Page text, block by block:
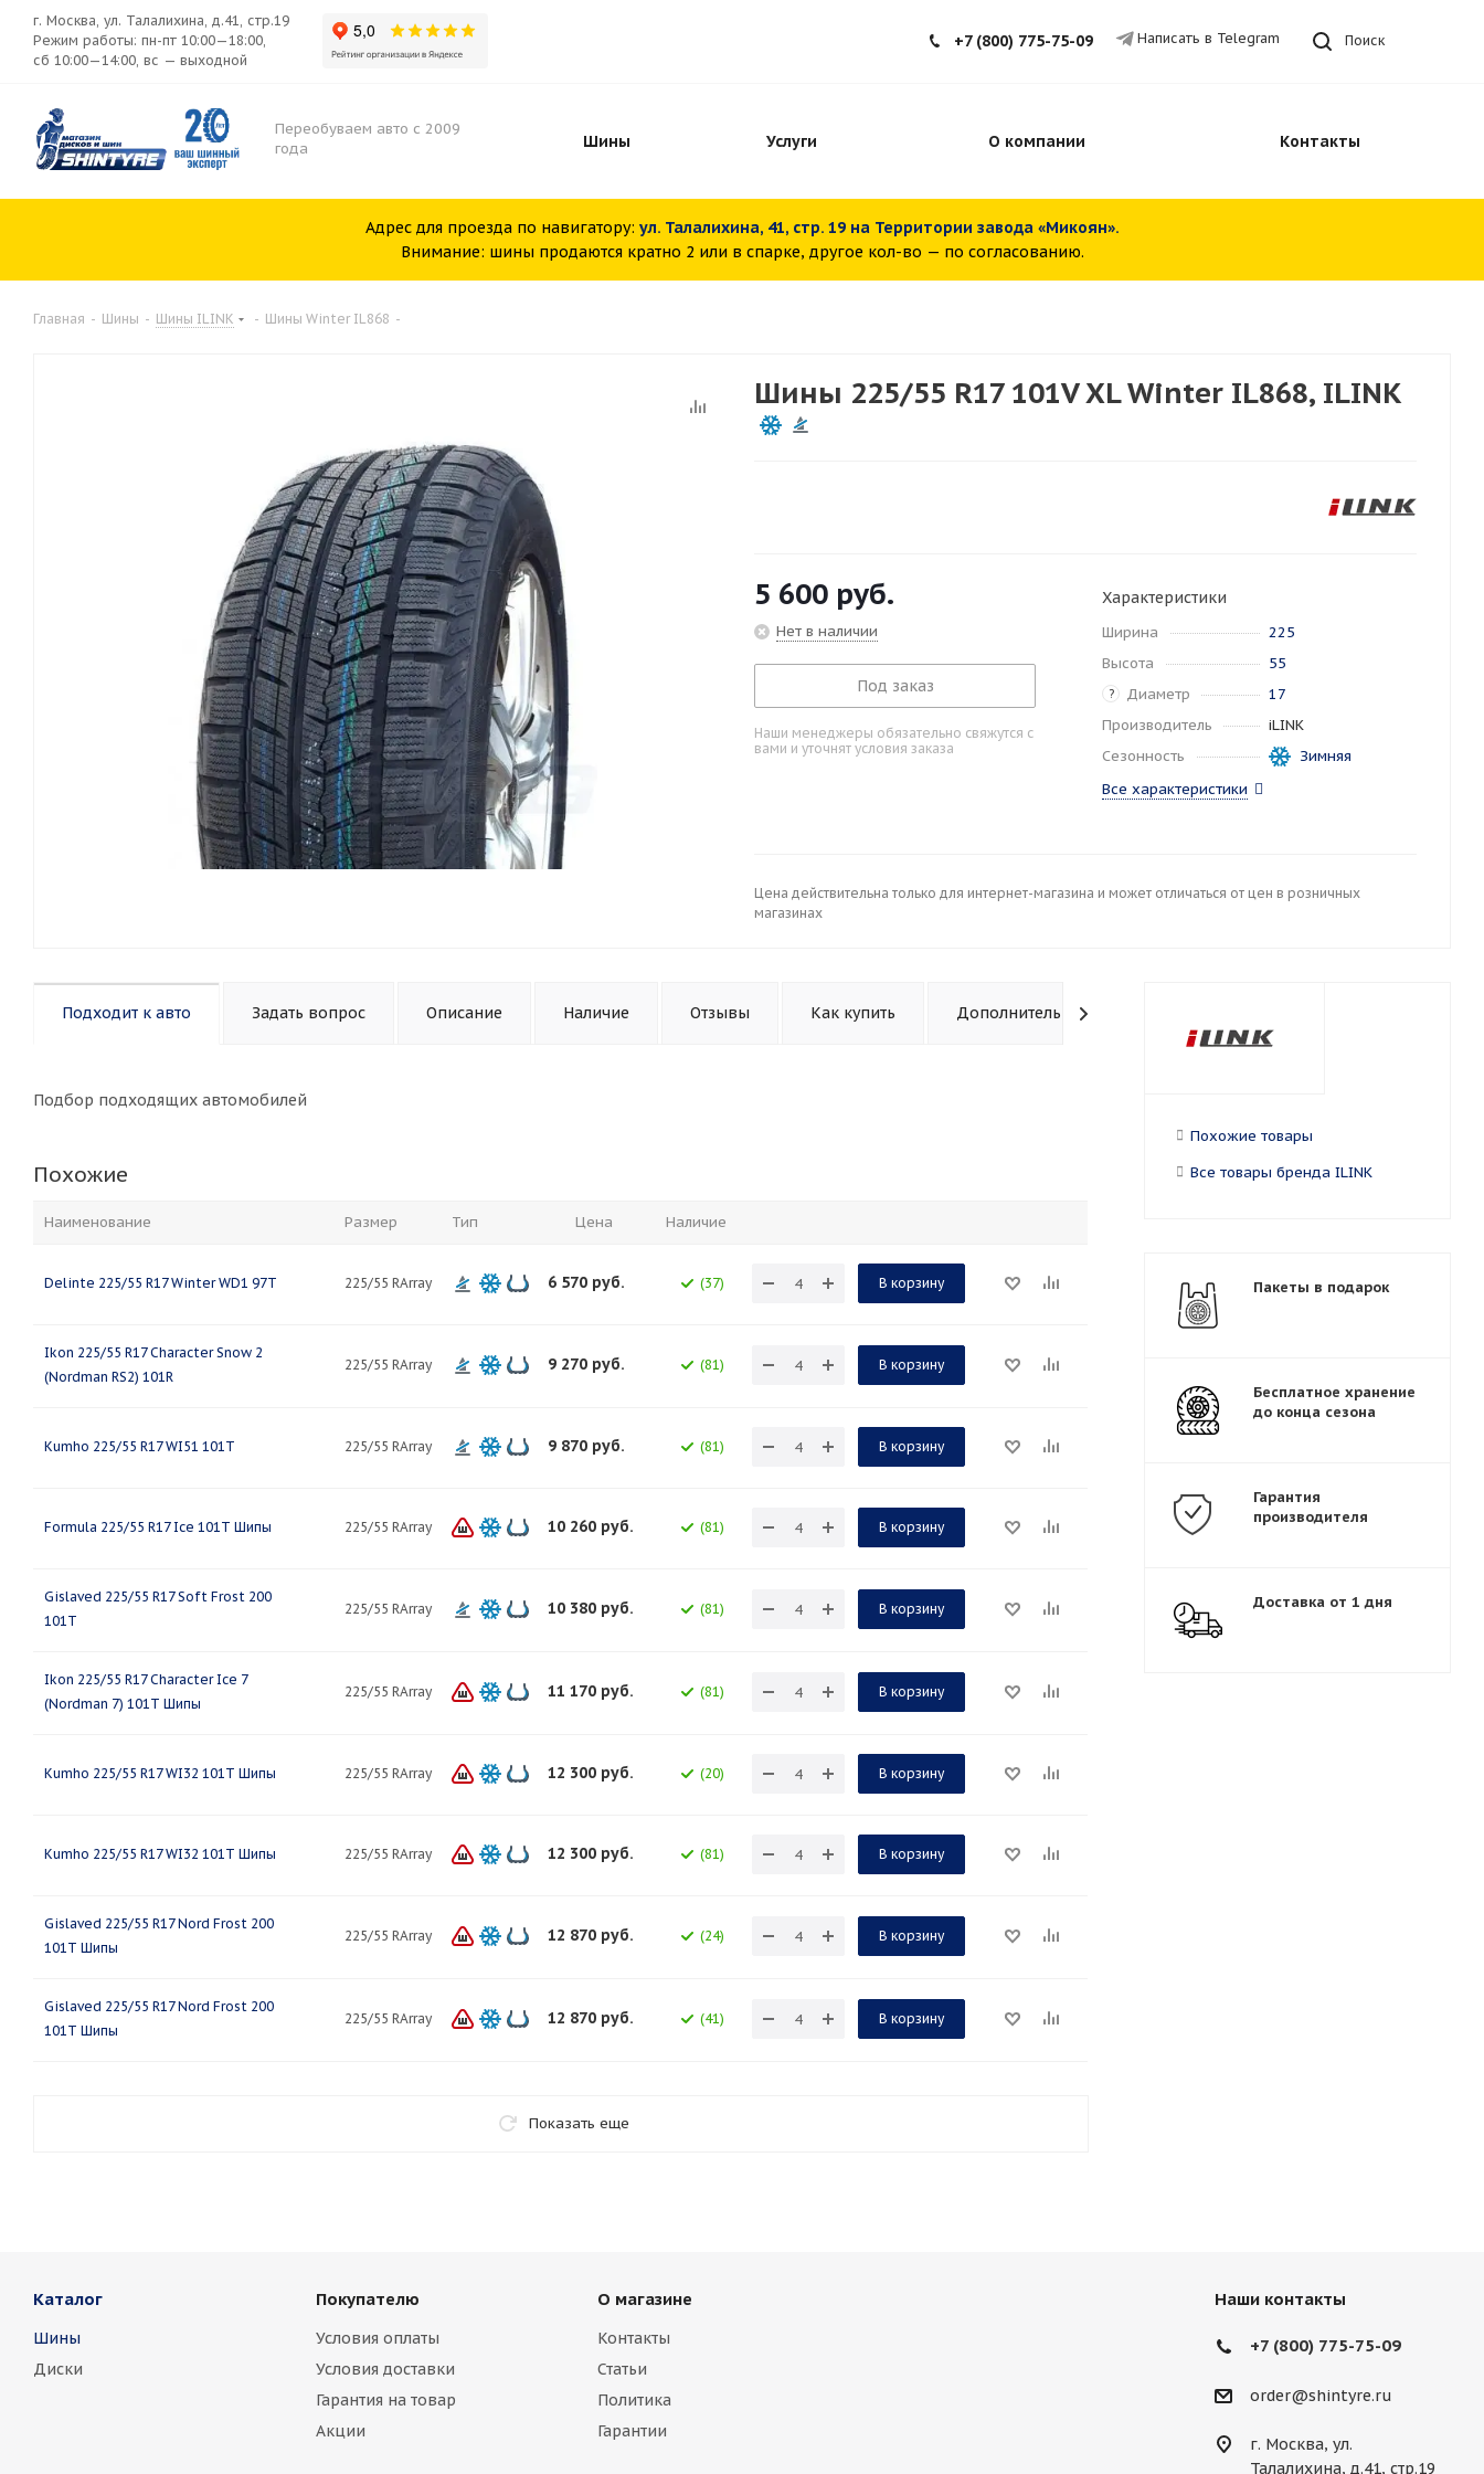
г. Москва, ул. Талалихина, д.41, стр.19
Режим работы: пн-пт 10:00—18:00,
сб 10:00—14:00, вс — выходной
Поиск
+7 (800) 775-75-09 Написать в Telegram
Переобуваем авто с 2009
года
Шины Услуги О компании Контакты
Адрес для проезда по навигатору: ул. Талалихина, 41, стр. 19 на Территории завода «Микоян».
Внимание: шины продаются кратно 2 или в спарке, другое кол-во — по согласованию.
Главная - Шины - Шины ILINK - Шины Winter IL868 -
Шины 225/55 R17 101V XL Winter IL868, ILINK
5 600 руб.
Нет в наличии
Под заказ
Наши менеджеры обязательно свяжутся с
вами и уточнят условия заказа
Характеристики
Ширина
225
Высота
55
? Диаметр
17
Производитель
iLINK
Сезонность
Зимняя
Все характеристики
Цена действительна только для интернет-магазина и может отличаться от цен в розничных
магазинах
Подходит к авто Задать вопрос Описание Наличие Отзывы Как купить Дополнительно
Подбор подходящих автомобилей
Похожие
Наименование Размер Тип Цена Наличие
Delinte 225/55 R17 Winter WD1 97T 225/55 RArray 6 570 руб. (37) В корзину
Ikon 225/55 R17 Character Snow 2
(Nordman RS2) 101R
225/55 RArray 9 270 руб. (81) В корзину
Kumho 225/55 R17 WI51 101T 225/55 RArray 9 870 руб. (81) В корзину
Formula 225/55 R17 Ice 101T Шипы 225/55 RArray 10 260 руб. (81) В корзину
Gislaved 225/55 R17 Soft Frost 200
101T
225/55 RArray 10 380 руб. (81) В корзину
Ikon 225/55 R17 Character Ice 7
(Nordman 7) 101T Шипы
225/55 RArray 11 170 руб. (81) В корзину
Kumho 225/55 R17 WI32 101T Шипы 225/55 RArray 12 300 руб. (20) В корзину
Kumho 225/55 R17 WI32 101T Шипы 225/55 RArray 12 300 руб. (81) В корзину
Gislaved 225/55 R17 Nord Frost 200
101T Шипы
225/55 RArray 12 870 руб. (24) В корзину
Gislaved 225/55 R17 Nord Frost 200
101T Шипы
225/55 RArray 12 870 руб. (41) В корзину
Показать еще
Похожие товары
Все товары бренда ILINK
Пакеты в подарок
Бесплатное хранение
до конца сезона
Гарантия
производителя
Доставка от 1 дня
Каталог
Шины
Диски
Покупателю
Условия оплаты
Условия доставки
Гарантия на товар
Акции
О магазине
Контакты
Статьи
Политика
Гарантии
Наши контакты
+7 (800) 775-75-09
order@shintyre.ru
г. Москва, ул.
Талалихина, д.41, стр.19